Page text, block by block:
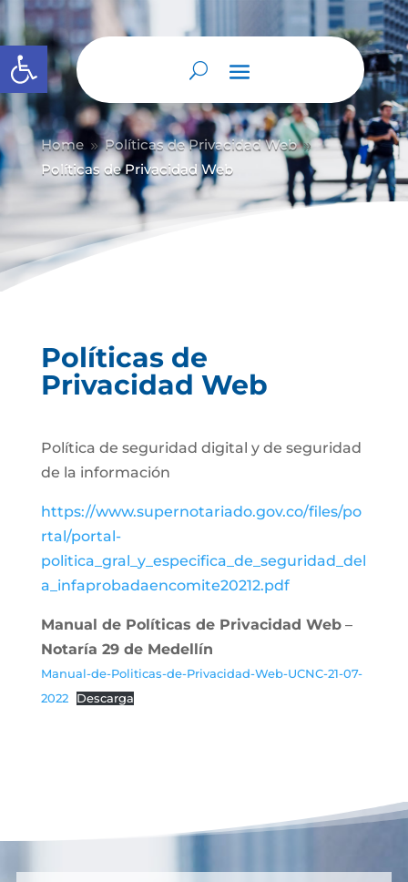
Abrir barra de herramientas
Home 9 Políticas de Privacidad Web 9
Políticas de Privacidad Web
Políticas de
Privacidad Web
Política de seguridad digital y de seguridad
de la información
https://www.supernotariado.gov.co/files/po
rtal/portal-
politica_gral_y_especifica_de_seguridad_del
a_infaprobadaencomite20212.pdf
Manual de Políticas de Privacidad Web–
Notaría 29 de Medellín
Manual-de-Politicas-de-Privacidad-Web-UCNC-21-07-
2022
Descarga